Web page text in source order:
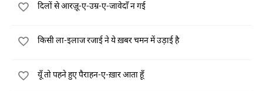
दिलों से आरज़ू-ए-उम्र-ए-जावेदाँ न गई
किसी ला-इलाज रजाई ने ये ख़बर चमन में उड़ाई है
यूँ तो पहने हुए पैराहन-ए-ख़ार आता हूँ